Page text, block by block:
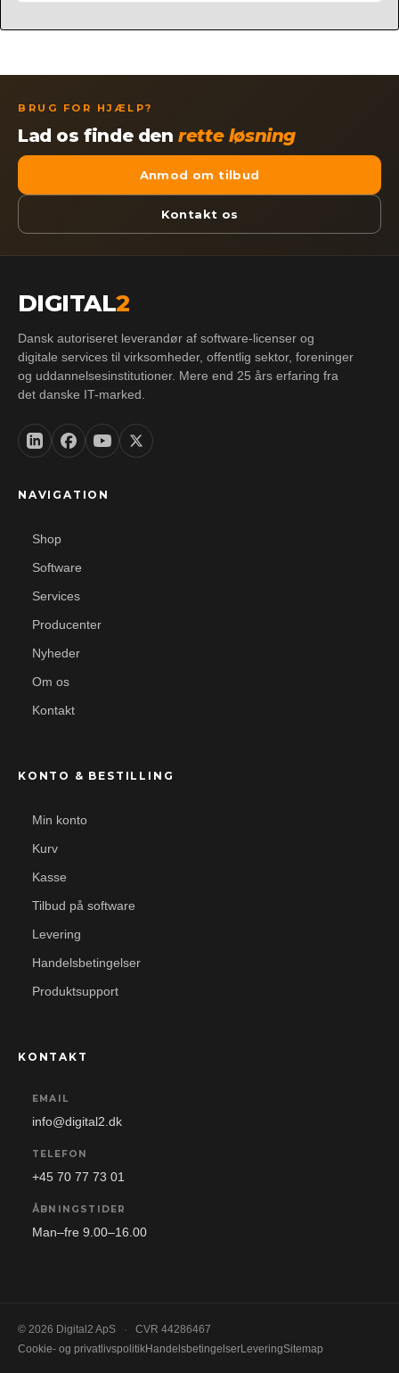
BRUG FOR HJÆLP?
Lad os finde denrette løsning
Anmod om tilbud
Kontakt os
DIGITAL2
Dansk autoriseret leverandør af software-licenser og
digitale services til virksomheder, offentlig sektor, foreninger
og uddannelsesinstitutioner. Mere end 25 års erfaring fra
det danske IT-marked.
NAVIGATION
Shop
Software
Services
Producenter
Nyheder
Om os
Kontakt
KONTO & BESTILLING
Min konto
Kurv
Kasse
Tilbud på software
Levering
Handelsbetingelser
Produktsupport
KONTAKT
EMAIL
info@digital2.dk
TELEFON
+45 70 77 73 01
ÅBNINGSTIDER
Man–fre 9.00–16.00
© 2026 Digital2 ApS ·
CVR 44286467
Cookie- og privatlivspolitikHandelsbetingelserLeveringSitemap